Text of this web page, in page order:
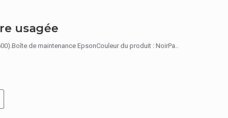
usagée
de maintenance EpsonCouleur du produit : NoirPa..